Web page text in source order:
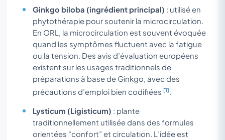
Ginkgo biloba (ingrédient principal) : utilisé en
phytothérapie pour soutenir la microcirculation.
En ORL, la microcirculation est souvent évoquée
quand les symptômes fluctuent avec la fatigue
ou la tension. Des avis d’évaluation européens
existent sur les usages traditionnels de
préparations à base de Ginkgo, avec des
précautions d’emploi bien codifiées [1]
Lysticum (Ligisticum) : plante
traditionnellement utilisée dans des formules
orientées “confort” et circulation. L’idée est